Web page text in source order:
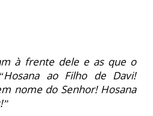
à frente dele e as que o
ao Filho de Davi!
nome do Senhor! Hosana